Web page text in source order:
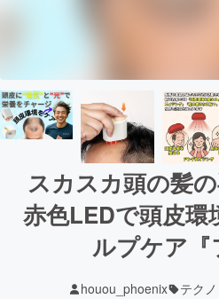
スカスカ頭の髪
赤色LEDで頭皮環
ルプケア『
houou_phoenix テク